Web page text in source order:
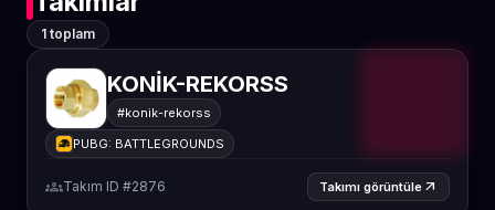
1 toplam
KONİK-REKORSS
#konik-rekorss
PUBG: BATTLEGROUNDS
groupsTakım ID #2876 Takımı görüntüle arrow_outward